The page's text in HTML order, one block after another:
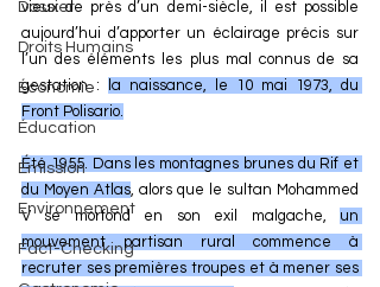
Dossier
Droits Humains
Économie
Éducation
Émission
Environnement
Fact-Checking
vieux de près d’un demi-siècle, il est possible
aujourd’hui d’apporter un éclairage précis sur
l’un des éléments les plus mal connus de sa
gestation :
la naissance, le 10 mai 1973, du
Front Polisario.
Été 1955. Dans les montagnes brunes du Rif et
du Moyen Atlas, alors que le sultan Mohammed
V se morfond en son exil malgache, un
mouvement partisan rural commence à
recruter ses premières troupes et à mener ses